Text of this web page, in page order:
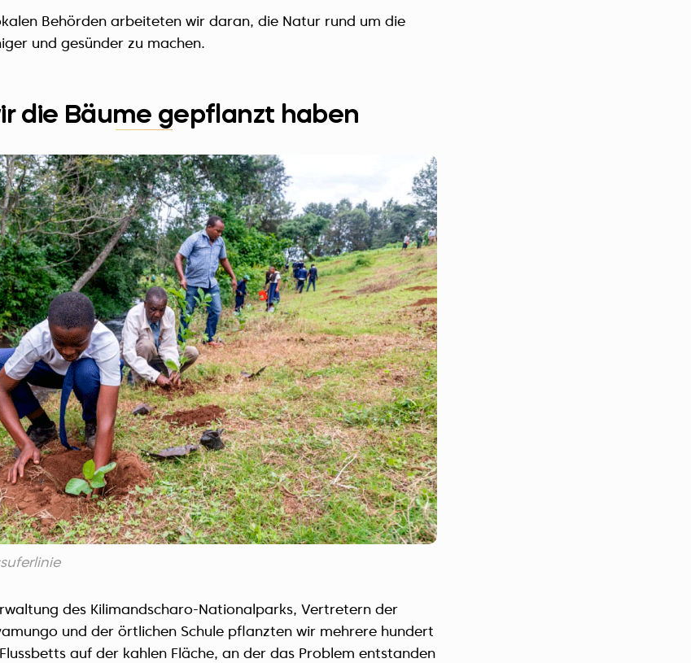
Behörden arbeiteten wir daran, die Natur rund um die
und gesünder zu machen.
die Bäume gepflanzt haben
des Kilimandscharo-Nationalparks, Vertretern der
und der örtlichen Schule pflanzten wir mehrere hundert
auf der kahlen Fläche, an der das Problem entstanden